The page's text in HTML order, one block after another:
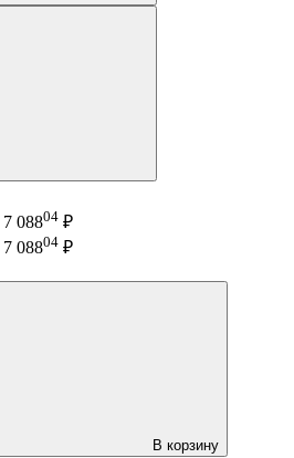
7 08804 ₽
7 08804 ₽
В корзину